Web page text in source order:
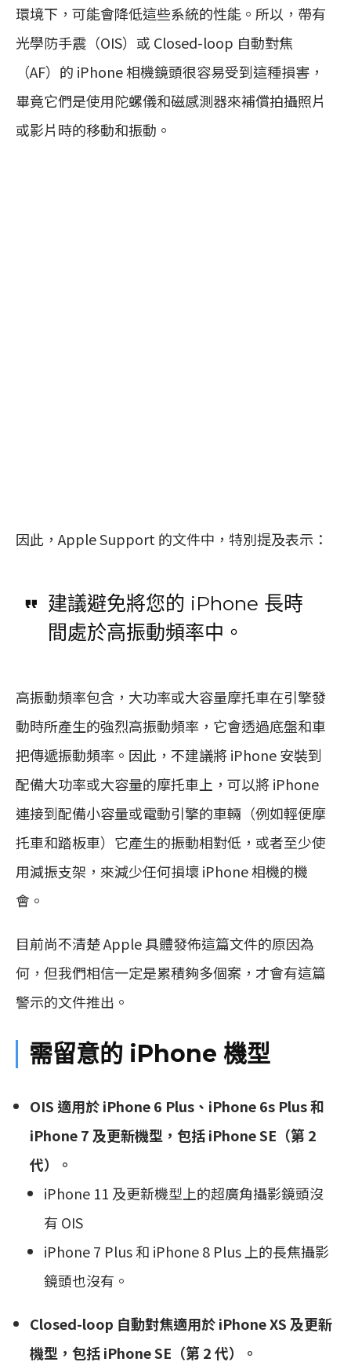
環境下，可能會降低這些系統的性能。所以，帶有
光學防手震（OIS）或 Closed-loop 自動對焦
（AF）的 iPhone 相機鏡頭很容易受到這種損害，
畢竟它們是使用陀螺儀和磁感測器來補償拍攝照片
或影片時的移動和振動。
因此，Apple Support 的文件中，特別提及表示：
建議避免將您的 iPhone 長時
間處於高振動頻率中。
高振動頻率包含，大功率或大容量摩托車在引擎發
動時所產生的強烈高振動頻率，它會透過底盤和車
把傳遞振動頻率。因此，不建議將 iPhone 安裝到
配備大功率或大容量的摩托車上，可以將 iPhone
連接到配備小容量或電動引擎的車輛（例如輕便摩
托車和踏板車）它產生的振動相對低，或者至少使
用減振支架，來減少任何損壞 iPhone 相機的機
會。
目前尚不清楚 Apple 具體發佈這篇文件的原因為
何，但我們相信一定是累積夠多個案，才會有這篇
警示的文件推出。
需留意的 iPhone 機型
OIS 適用於 iPhone 6 Plus、iPhone 6s Plus 和
iPhone 7 及更新機型，包括 iPhone SE（第 2
代）。
iPhone 11 及更新機型上的超廣角攝影鏡頭沒
有 OIS
iPhone 7 Plus 和 iPhone 8 Plus 上的長焦攝影
鏡頭也沒有。
Closed-loop 自動對焦適用於 iPhone XS 及更新
機型，包括 iPhone SE（第 2 代）。